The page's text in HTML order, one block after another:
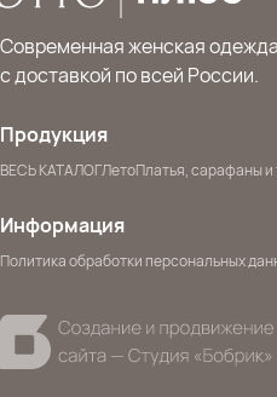
Современная женская
с доставкой по всей России.
Продукция
ВЕСЬ КАТАЛОГЛетоПлатья, сарафаны и
Информация
Политика обработки персональных